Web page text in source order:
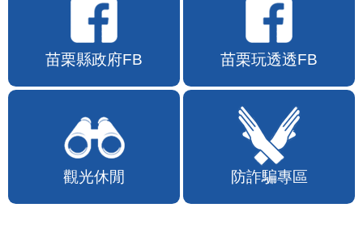
苗栗縣政府FB 苗栗玩透透FB
觀光休閒 防詐騙專區